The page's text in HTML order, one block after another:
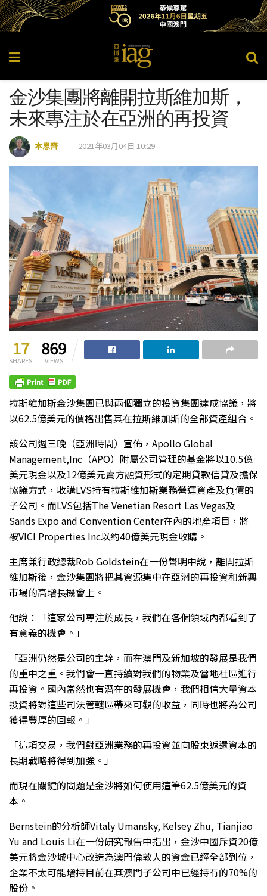
金沙集團將離開拉斯維加斯，
未來專注於在亞洲的再投資
本思齊 2021年03月04日 10:29
17
SHARES
869
VIEWS
拉斯維加斯金沙集團已與兩個獨立的投資集團達成協議，將
以62.5億美元的價格出售其在拉斯維加斯的全部資產組合。
該公司週三晚（亞洲時間）宣佈，Apollo Global
Management,Inc（APO）附屬公司管理的基金將以10.5億
美元現金以及12億美元賣方融資形式的定期貸款信貸及擔保
協議方式，收購LVS持有拉斯維加斯業務營運資產及負債的
子公司。而LVS包括The Venetian Resort Las Vegas及
Sands Expo and Convention Center在內的地產項目，將
被VICI Properties Inc以約40億美元現金收購。
主席兼行政總裁Rob Goldstein在一份聲明中說，離開拉斯
維加斯後，金沙集團將把其資源集中在亞洲的再投資和新興
市場的高增長機會上。
他說：「這家公司專注於成長，我們在各個領域內都看到了
有意義的機會。」
「亞洲仍然是公司的主幹，而在澳門及新加坡的發展是我們
的重中之重。我們會一直持續對我們的物業及當地社區進行
再投資。國內當然也有潛在的發展機會，我們相信大量資本
投資將對這些司法管轄區帶來可觀的收益，同時也將為公司
獲得豐厚的回報。」
「這項交易，我們對亞洲業務的再投資並向股東返還資本的
長期戰略將得到加強。」
而現在關鍵的問題是金沙將如何使用這筆62.5億美元的資
本。
Bernstein的分析師Vitaly Umansky, Kelsey Zhu, Tianjiao
Yu and Louis Li在一份研究報告中指出，金沙中國斥資20億
美元將金沙城中心改造為澳門倫敦人的資金已經全部到位，
企業不太可能增持目前在其澳門子公司中已經持有的70%的
股份。